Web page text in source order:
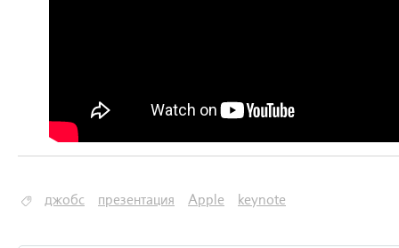
джобс презентация Apple keynote